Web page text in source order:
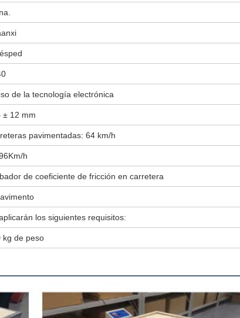
de la tecnología electrónica
± 12 mm
pavimentadas: 64 km/h
h
de coeficiente de fricción en carretera
los siguientes requisitos:
kg de peso